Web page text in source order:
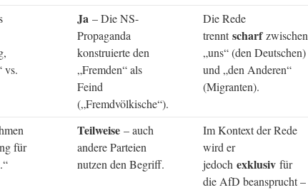
vs.
Ja – Die NS-
Propaganda
konstruierte den
„Fremden“ als
Feind
(„Fremdvölkische“).
Die Rede
trenntscharfzwischen
„uns“ (den Deutschen)
und „den Anderen“
(Migranten).
für
Teilweise – auch
andere Parteien
nutzen den Begriff.
Im Kontext der Rede
wird er
jedoch exklusiv für
die AfD beansprucht –